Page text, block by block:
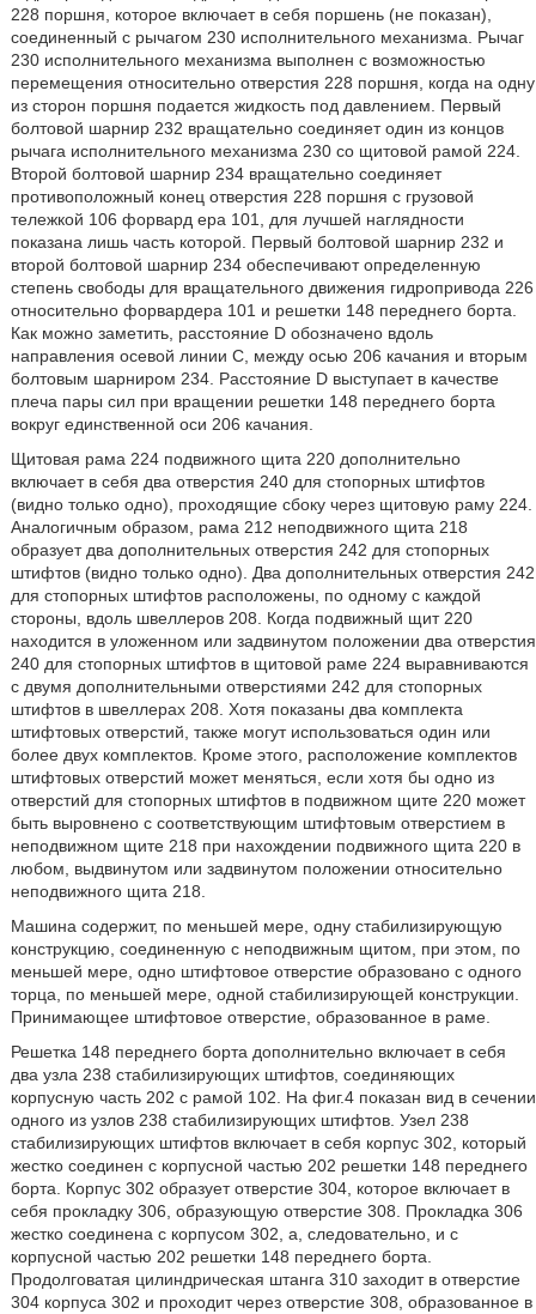
228 поршня, которое включает в себя поршень (не показан),
соединенный с рычагом 230 исполнительного механизма. Рычаг
230 исполнительного механизма выполнен с возможностью
перемещения относительно отверстия 228 поршня, когда на одну
из сторон поршня подается жидкость под давлением. Первый
болтовой шарнир 232 вращательно соединяет один из концов
рычага исполнительного механизма 230 со щитовой рамой 224.
Второй болтовой шарнир 234 вращательно соединяет
противоположный конец отверстия 228 поршня с грузовой
тележкой 106 форвард ера 101, для лучшей наглядности
показана лишь часть которой. Первый болтовой шарнир 232 и
второй болтовой шарнир 234 обеспечивают определенную
степень свободы для вращательного движения гидропривода 226
относительно форвардера 101 и решетки 148 переднего борта.
Как можно заметить, расстояние D обозначено вдоль
направления осевой линии C, между осью 206 качания и вторым
болтовым шарниром 234. Расстояние D выступает в качестве
плеча пары сил при вращении решетки 148 переднего борта
вокруг единственной оси 206 качания.
Щитовая рама 224 подвижного щита 220 дополнительно
включает в себя два отверстия 240 для стопорных штифтов
(видно только одно), проходящие сбоку через щитовую раму 224.
Аналогичным образом, рама 212 неподвижного щита 218
образует два дополнительных отверстия 242 для стопорных
штифтов (видно только одно). Два дополнительных отверстия 242
для стопорных штифтов расположены, по одному с каждой
стороны, вдоль швеллеров 208. Когда подвижный щит 220
находится в уложенном или задвинутом положении два отверстия
240 для стопорных штифтов в щитовой раме 224 выравниваются
с двумя дополнительными отверстиями 242 для стопорных
штифтов в швеллерах 208. Хотя показаны два комплекта
штифтовых отверстий, также могут использоваться один или
более двух комплектов. Кроме этого, расположение комплектов
штифтовых отверстий может меняться, если хотя бы одно из
отверстий для стопорных штифтов в подвижном щите 220 может
быть выровнено с соответствующим штифтовым отверстием в
неподвижном щите 218 при нахождении подвижного щита 220 в
любом, выдвинутом или задвинутом положении относительно
неподвижного щита 218.
Машина содержит, по меньшей мере, одну стабилизирующую
конструкцию, соединенную с неподвижным щитом, при этом, по
меньшей мере, одно штифтовое отверстие образовано с одного
торца, по меньшей мере, одной стабилизирующей конструкции.
Принимающее штифтовое отверстие, образованное в раме.
Решетка 148 переднего борта дополнительно включает в себя
два узла 238 стабилизирующих штифтов, соединяющих
корпусную часть 202 с рамой 102. На фиг.4 показан вид в сечении
одного из узлов 238 стабилизирующих штифтов. Узел 238
стабилизирующих штифтов включает в себя корпус 302, который
жестко соединен с корпусной частью 202 решетки 148 переднего
борта. Корпус 302 образует отверстие 304, которое включает в
себя прокладку 306, образующую отверстие 308. Прокладка 306
жестко соединена с корпусом 302, а, следовательно, и с
корпусной частью 202 решетки 148 переднего борта.
Продолговатая цилиндрическая штанга 310 заходит в отверстие
304 корпуса 302 и проходит через отверстие 308, образованное в